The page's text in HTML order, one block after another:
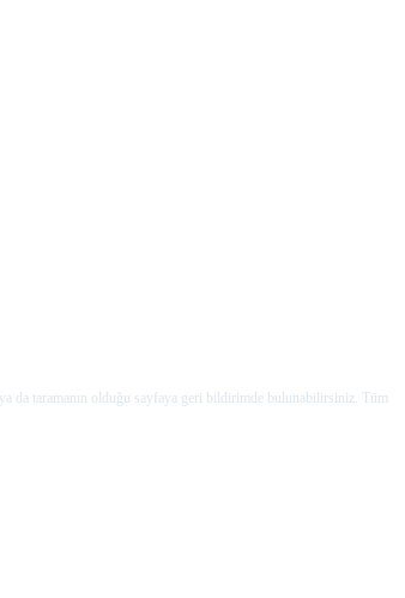
da taramanın olduğu sayfaya geri bildirimde bulunabilirsiniz. Tüm